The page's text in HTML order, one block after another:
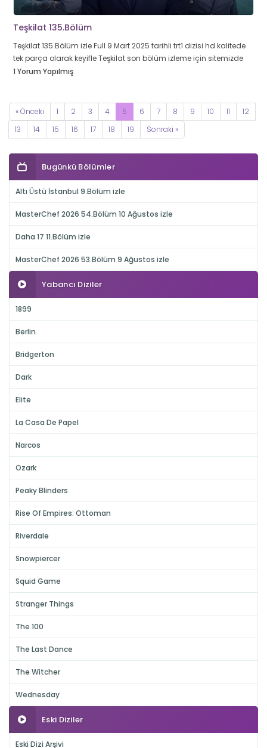
Teşkilat 135.Bölüm
Teşkilat 135.Bölüm izle Full 9 Mart 2025 tarihli trt1 dizisi hd kalitede
tek parça olarak keyifle Teşkilat son bölüm izleme için sitemizde
1 Yorum Yapılmış
« Önceki 1 2 3 4 5 6 7 8 9 10 11
12
13
14 15 16 17 18 19 Sonraki »
Bugünkü Bölümler
Altı Üstü İstanbul 9.Bölüm izle
MasterChef 2026 54.Bölüm 10 Ağustos izle
Daha 17 11.Bölüm izle
MasterChef 2026 53.Bölüm 9 Ağustos izle
Yabancı Diziler
1899
Berlin
Bridgerton
Dark
Elite
La Casa De Papel
Narcos
Ozark
Peaky Blinders
Rise Of Empires: Ottoman
Riverdale
Snowpiercer
Squid Game
Stranger Things
The 100
The Last Dance
The Witcher
Wednesday
Eski Diziler
Eski Dizi Arşivi